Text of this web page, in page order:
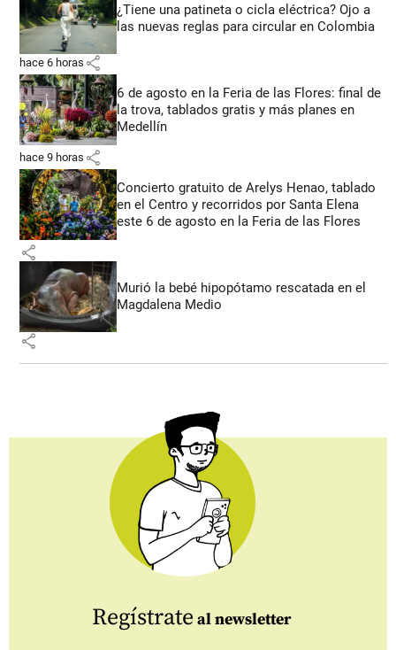
¿Tiene una patineta o cicla eléctrica? Ojo a
las nuevas reglas para circular en Colombia
hace 6 horas share
6 de agosto en la Feria de las Flores: final de
la trova, tablados gratis y más planes en
Medellín
hace 9 horas share
Concierto gratuito de Arelys Henao, tablado
en el Centro y recorridos por Santa Elena
este 6 de agosto en la Feria de las Flores
share
Murió la bebé hipopótamo rescatada en el
Magdalena Medio
share
Regístrate al newsletter